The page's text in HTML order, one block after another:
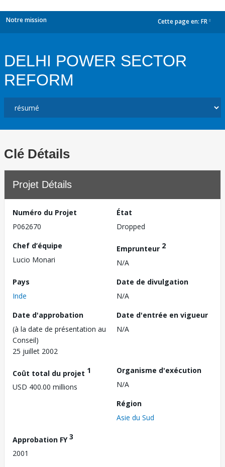
Notre mission Cette page en: FR
DELHI POWER SECTOR
REFORM
Clé Détails
Projet Détails
Numéro du Projet
P062670
État
Dropped
Chef d’équipe
Lucio Monari
Emprunteur 2
N/A
Pays
Inde
Date de divulgation
N/A
Date d'approbation
(à la date de présentation au
Conseil)
25 juillet 2002
Date d'entrée en vigueur
N/A
Coût total du projet 1
USD 400.00 millions
Organisme d'exécution
N/A
Région
Asie du Sud
Approbation FY3
2001